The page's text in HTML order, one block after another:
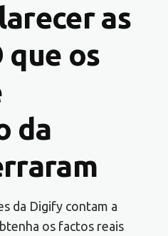
avaliação da Digify”as
que os
da
da Digify contam a
os factos reais